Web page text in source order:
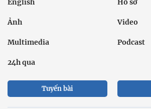
English Hồ sơ
Ảnh Video
Multimedia Podcast
24h qua
Tuyến bài